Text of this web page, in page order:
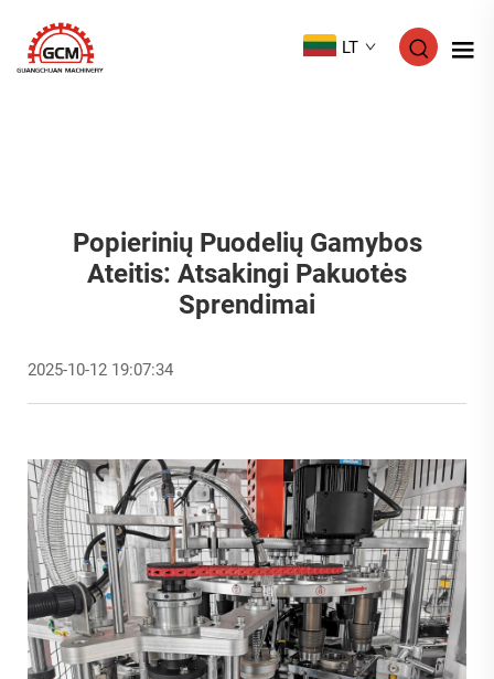
LT
Popierinių Puodelių Gamybos
Ateitis: Atsakingi Pakuotės
Sprendimai
2025-10-12 19:07:34